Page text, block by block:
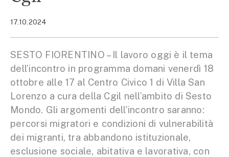
17.10.2024
SESTO FIORENTINO – Il lavoro oggi è il tema
dell’incontro in programma domani venerdì 18
ottobre alle 17 al Centro Civico 1 di Villa San
Lorenzo a cura della Cgil nell’ambito di Sesto
Mondo. Gli argomenti dell’incontro saranno:
percorsi migratori e condizioni di vulnerabilità
dei migranti, tra abbandono istituzionale,
esclusione sociale, abitativa e lavorativa, con